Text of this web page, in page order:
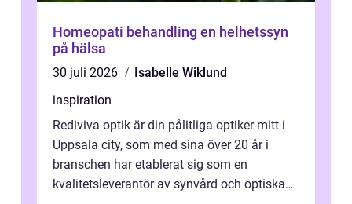
Homeopati behandling en helhetssyn
på hälsa
30 juli 2026
Isabelle Wiklund
inspiration
Rediviva optik är din pålitliga optiker mitt i
Uppsala city, som med sina över 20 år i
branschen har etablerat sig som en
kvalitetsleverantör av synvård och optiska